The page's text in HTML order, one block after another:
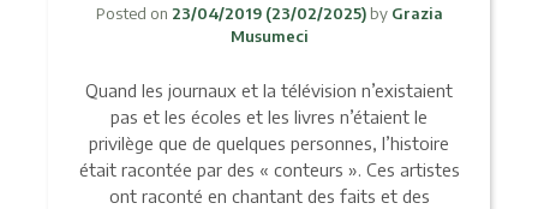
Posted on 23/04/2019(23/02/2025) byGrazia
Musumeci
Quand les journaux et la télévision n’existaient
pas et les écoles et les livres n’étaient le
privilège que de quelques personnes, l’histoire
était racontée par des « conteurs ». Ces artistes
ont raconté en chantant des faits et des